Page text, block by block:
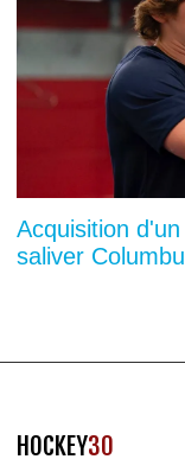
Acquisition
saliver
HOCKEY30